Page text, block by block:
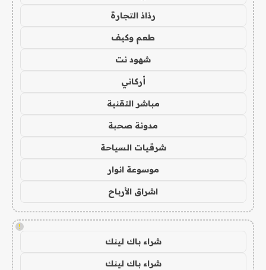
رذاذ التجارة
طعم وكيف
شهود نت
أركاني
مباشر التقنية
مدونة صحبة
شرقيات السياحة
موسوعة انوار
اشراق الأرباح
!
شراء باك لينك
شراء باك لينك